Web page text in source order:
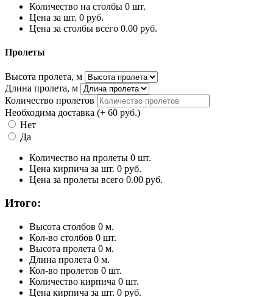
Количество на столбы 0 шт.
Цена за шт. 0 руб.
Цена за столбы всего 0.00 руб.
Пролеты
Высота пролета, м
Длина пролета, м
Количество пролетов
Необходима доставка (+ 60 руб.)
Нет
Да
Количество на пролеты 0 шт.
Цена кирпича за шт. 0 руб.
Цена за пролеты всего 0.00 руб.
Итого:
Высота столбов 0 м.
Кол-во столбов 0 шт.
Высота пролета 0 м.
Длина пролета 0 м.
Кол-во пролетов 0 шт.
Количество кирпича 0 шт.
Цена кирпича за шт. 0 руб.